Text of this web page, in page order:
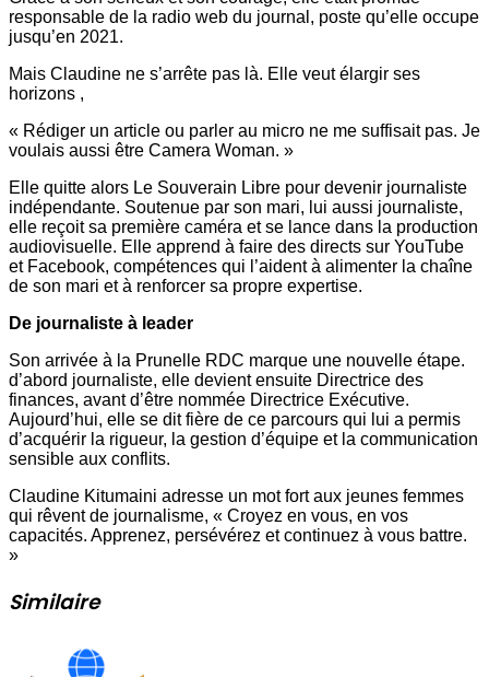
responsable de la radio web du journal, poste qu’elle occupe
jusqu’en 2021.
Mais Claudine ne s’arrête pas là. Elle veut élargir ses
horizons ,
« Rédiger un article ou parler au micro ne me suffisait pas. Je
voulais aussi être Camera Woman. »
Elle quitte alors Le Souverain Libre pour devenir journaliste
indépendante. Soutenue par son mari, lui aussi journaliste,
elle reçoit sa première caméra et se lance dans la production
audiovisuelle. Elle apprend à faire des directs sur YouTube
et Facebook, compétences qui l’aident à alimenter la chaîne
de son mari et à renforcer sa propre expertise.
De journaliste à leader
Son arrivée à la Prunelle RDC marque une nouvelle étape.
d’abord journaliste, elle devient ensuite Directrice des
finances, avant d’être nommée Directrice Exécutive.
Aujourd’hui, elle se dit fière de ce parcours qui lui a permis
d’acquérir la rigueur, la gestion d’équipe et la communication
sensible aux conflits.
Claudine Kitumaini adresse un mot fort aux jeunes femmes
qui rêvent de journalisme, « Croyez en vous, en vos
capacités. Apprenez, persévérez et continuez à vous battre.
»
Similaire